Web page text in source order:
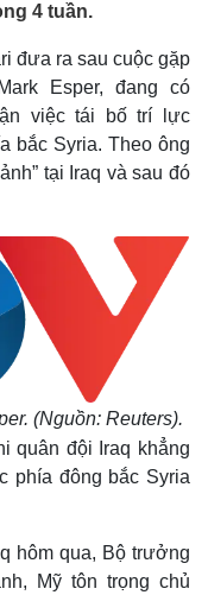
4 tuần.
đưa ra sau cuộc gặp
Esper, đang có
việc tái bố trí lực
bắc Syria. Theo ông
tại Iraq và sau đó
(Nguồn: Reuters).
quân đội Iraq khẳng
phía đông bắc Syria
hôm qua, Bộ trưởng
Mỹ tôn trọng chủ